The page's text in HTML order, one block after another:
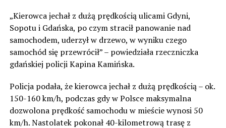
„Kierowca jechał z dużą prędkością ulicami Gdyni,
Sopotu i Gdańska, po czym stracił panowanie nad
samochodem, uderzył w drzewo, w wyniku czego
samochód się przewrócił” – powiedziała rzeczniczka
gdańskiej policji Kapina Kamińska.
Policja podała, że kierowca jechał z dużą prędkością – ok.
150-160 km/h, podczas gdy w Polsce maksymalna
dozwolona prędkość samochodu w mieście wynosi 50
km/h. Nastolatek pokonał 40-kilometrową trasę z